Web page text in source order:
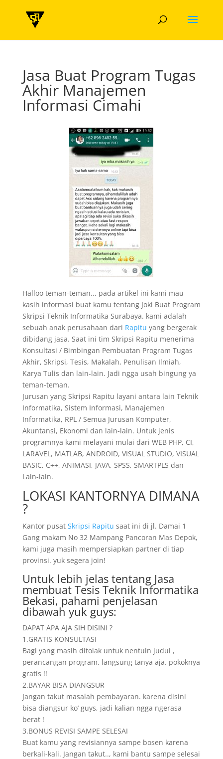
Jasa Buat Program Tugas
Akhir Manajemen
Informasi Cimahi
Halloo teman-teman.., pada artikel ini kami mau
kasih informasi buat kamu tentang Joki Buat Program
Skripsi Teknik Informatika Surabaya. kami adalah
sebuah anak perusahaan dari Rapitu yang bergerak
dibidang jasa. Saat ini tim Skripsi Rapitu menerima
Konsultasi / Bimbingan Pembuatan Program Tugas
Akhir, Skripsi, Tesis, Makalah, Penulisan Ilmiah,
Karya Tulis dan lain-lain. Jadi ngga usah bingung ya
teman-teman.
Jurusan yang Skripsi Rapitu layani antara lain Teknik
Informatika, Sistem Informasi, Manajemen
Informatika, RPL / Semua Jurusan Komputer,
Akuntansi, Ekonomi dan lain-lain. Untuk jenis
programnya kami melayani mulai dari WEB PHP, CI,
LARAVEL, MATLAB, ANDROID, VISUAL STUDIO, VISUAL
BASIC, C++, ANIMASI, JAVA, SPSS, SMARTPLS dan
Lain-lain.
LOKASI KANTORNYA DIMANA
?
Kantor pusat Skripsi Rapitu saat ini di jl. Damai 1
Gang makam No 32 Mampang Pancoran Mas Depok,
kami juga masih mempersiapkan partner di tiap
provinsi. yuk segera join!
Untuk lebih jelas tentang Jasa
membuat Tesis Teknik Informatika
Bekasi, pahami penjelasan
dibawah yuk guys:
DAPAT APA AJA SIH DISINI ?
1.GRATIS KONSULTASI
Bagi yang masih ditolak untuk nentuin judul ,
perancangan program, langsung tanya aja. pokoknya
gratis !!
2.BAYAR BISA DIANGSUR
Jangan takut masalah pembayaran. karena disini
bisa diangsur ko’ guys, jadi kalian ngga ngerasa
berat !
3.BONUS REVISI SAMPE SELESAI
Buat kamu yang revisiannya sampe bosen karena
berkali-kali. Jangan takut.., kami bantu sampe selesai